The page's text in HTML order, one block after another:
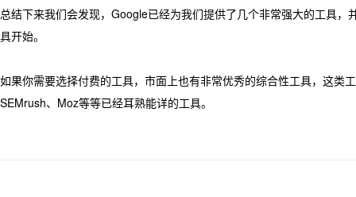
总结下来我们会发现，Google已经为我们提供了几个非常强大的工具
具开始。
如果你需要选择付费的工具，市面上也有非常优秀的综合性工具，这
SEMrush、Moz等等已经耳熟能详的工具。